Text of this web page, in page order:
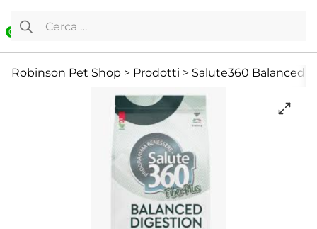
0
Ricerca per:
Robinson Pet Shop > Prodotti > Salute360 Balanced